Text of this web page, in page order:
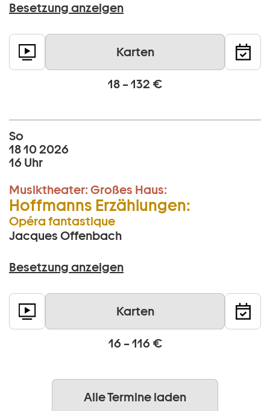
Besetzung anzeigen
Karten
18 – 132 €
So
18 10 2026
16 Uhr
Musiktheater: Großes Haus:
Hoffmanns Erzählungen:
Opéra fantastique
Jacques Offenbach
Besetzung anzeigen
Karten
16 – 116 €
Alle Termine laden